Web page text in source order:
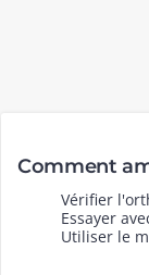
Comment
Vérifier
Essayer
Utiliser le